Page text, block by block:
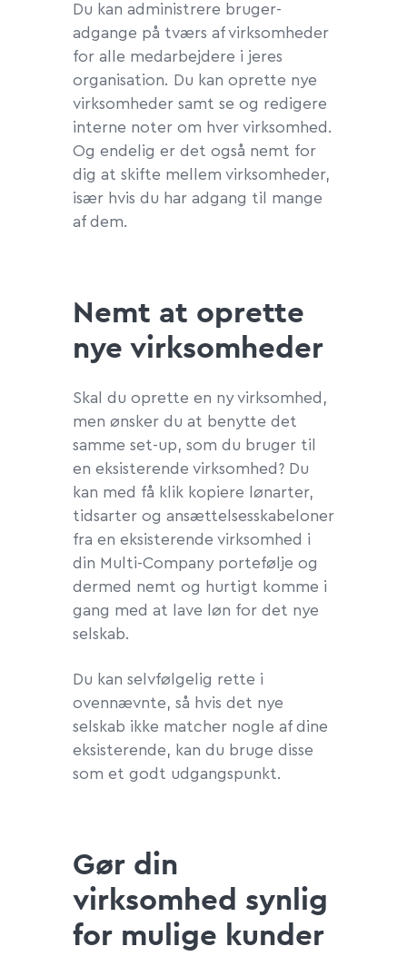
Du kan administrere bruger-
adgange på tværs af virksomheder
for alle medarbejdere i jeres
organisation. Du kan oprette nye
virksomheder samt se og redigere
interne noter om hver virksomhed.
Og endelig er det også nemt for
dig at skifte mellem virksomheder,
især hvis du har adgang til mange
af dem.
Nemt at oprette
nye virksomheder
Skal du oprette en ny virksomhed,
men ønsker du at benytte det
samme set-up, som du bruger til
en eksisterende virksomhed? Du
kan med få klik kopiere lønarter,
tidsarter og ansættelsesskabeloner
fra en eksisterende virksomhed i
din Multi-Company portefølje og
dermed nemt og hurtigt komme i
gang med at lave løn for det nye
selskab.
Du kan selvfølgelig rette i
ovennævnte, så hvis det nye
selskab ikke matcher nogle af dine
eksisterende, kan du bruge disse
som et godt udgangspunkt.
Gør din
virksomhed synlig
for mulige kunder